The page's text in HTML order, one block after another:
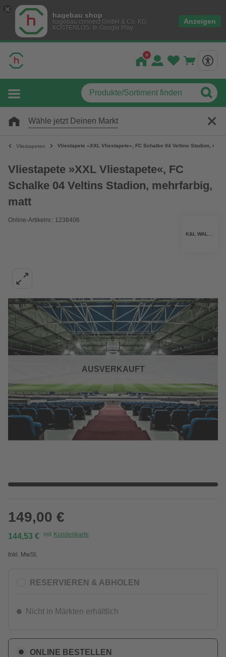
hagebau shop
hagebau connect GmbH & Co. KG
KOSTENLOS- In Google Play
Anzeigen
Wähle jetzt Deinen Markt
Vliestapeten Vliestapete »XXL Vliestapete«, FC Schalke 04 Veltins Stadion,
Vliestapete »XXL Vliestapete«, FC
Schalke 04 Veltins Stadion, mehrfarbig,
matt
Online-Artikelnr.: 1238406
AUSVERKAUFT
149,00 €
144,53 € mit Kundenkarte
Inkl. MwSt.
RESERVIEREN & ABHOLEN
Nicht in Märkten erhältlich
ONLINE BESTELLEN